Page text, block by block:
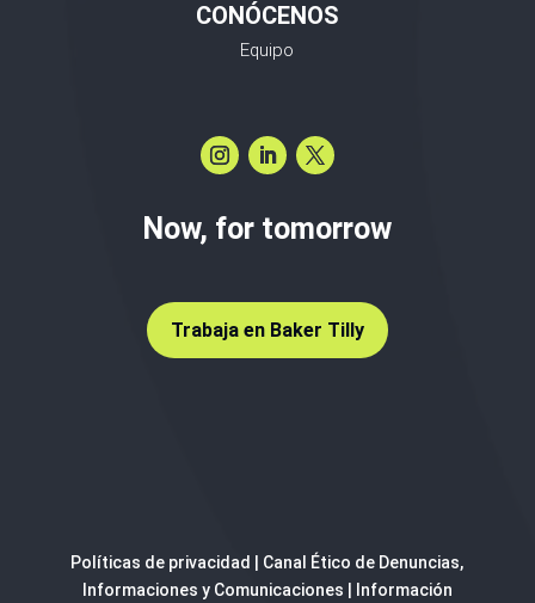
CONÓCENOS
Equipo
Now, for tomorrow
Trabaja en Baker Tilly
Políticas de privacidad
Canal Ético de Denuncias,
Informaciones y Comunicaciones
Información